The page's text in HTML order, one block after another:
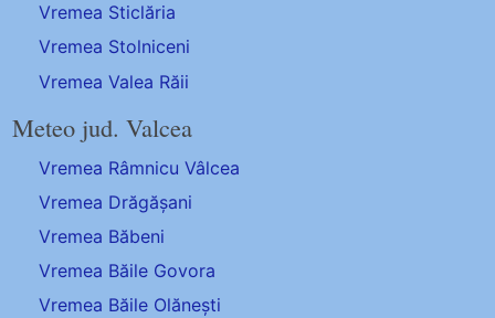
Vremea Sticlăria
Vremea Stolniceni
Vremea Valea Răii
Meteo jud. Valcea
Vremea Râmnicu Vâlcea
Vremea Drăgășani
Vremea Băbeni
Vremea Băile Govora
Vremea Băile Olănești